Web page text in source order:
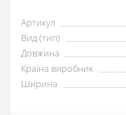
Артикул
Вид (тип)
Довжина
Країна виробник
Ширина